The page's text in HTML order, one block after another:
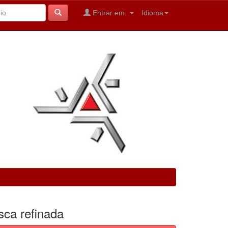
Idioma
Entrar em:
refinada